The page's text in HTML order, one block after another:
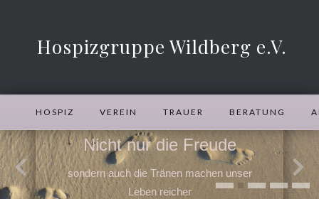
Hospizgruppe Wildberg e.V.
HOSPIZ VEREIN TRAUER BERATUNG
Nicht nur die Freude
sondern auch die Tränen machen unser
Leben reicher